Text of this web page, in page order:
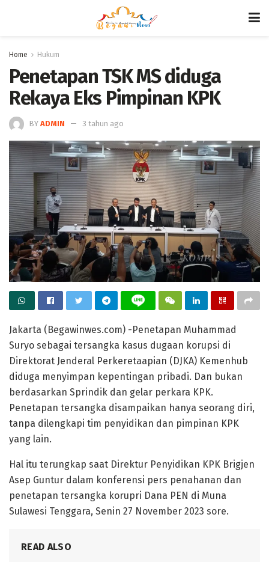
Home Hukum
Penetapan TSK MS diduga
Rekaya Eks Pimpinan KPK
BY ADMIN 3 tahun ago
Jakarta (Begawinwes.com) -Penetapan Muhammad
Suryo sebagai tersangka kasus dugaan korupsi di
Direktorat Jenderal Perkeretaapian (DJKA) Kemenhub
diduga menyimpan kepentingan pribadi. Dan bukan
berdasarkan Sprindik dan gelar perkara KPK.
Penetapan tersangka disampaikan hanya seorang diri,
tanpa dilengkapi tim penyidikan dan pimpinan KPK
yang lain.
Hal itu terungkap saat Direktur Penyidikan KPK Brigjen
Asep Guntur dalam konferensi pers penahanan dan
penetapan tersangka korupri Dana PEN di Muna
Sulawesi Tenggara, Senin 27 November 2023 sore.
READ ALSO